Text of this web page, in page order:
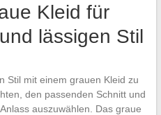
Kleid für
lässigen Stil
Stil mit einem grauen Kleid zu
den passenden Schnitt und
auszuwählen. Das graue